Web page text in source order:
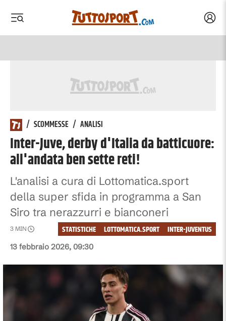
/ SCOMMESSE / ANALISI
Inter-Juve, derby d'Italia da batticuore:
all'andata ben sette reti!
L'analisi a cura di Lottomatica.sport
della super sfida in programma a San
Siro tra nerazzurri e bianconeri
13 febbraio 2026, 09:30
3 MIN INTER-JUVENTUS
LOTTOMATICA.SPORT
STATISTICHE